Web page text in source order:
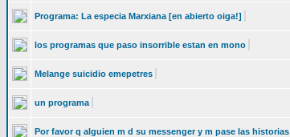
Programa: La especia Marxiana [en abierto oiga!]
los programas que paso insorrible estan en mono
Melange suicidio emepetres
un programa
Por favor q alguien m d su messenger y m pase las historias